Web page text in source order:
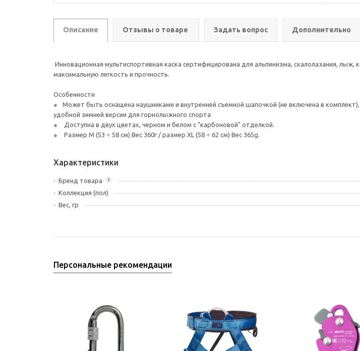
Описание Отзывы о товаре Задать вопрос Дополнительно
Инновационная мультиспортивная каска сертифицирована для альпинизма, скалолазания, лыж,
максимальную легкость и прочность.
Особенности
Может быть оснащена наушниками и внутренней съемной шапочкой (не включена в
удобной зимней версии для горнолыжного спорта
Доступна в двух цветах, черном и белом с "карбоновой" отделкой.
Размер М (53 ÷ 58 см) Вес 360г / размер XL (58 ÷ 62 см) Вес 365g.
Характеристики
?
Бренд товара
Коллекция (пол)
Вес, гр
Персональные рекомендации